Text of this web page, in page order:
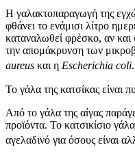
Η γαλακτοπαραγωγή της
φθάνει το ενάμισι λίτρο
καταναλωθεί φρέσκο, αν
την απομάκρυνση των
aureus και η Escherichia coli.
Το γάλα της κατσίκας είναι
Από το γάλα της αίγας
προϊόντα. Το κατσικίσιο
αγελαδινό για όσους είναι